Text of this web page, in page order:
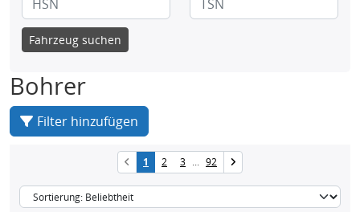
Fahrzeug suchen
Bohrer
Filter hinzufügen
1 2 3 ... 92